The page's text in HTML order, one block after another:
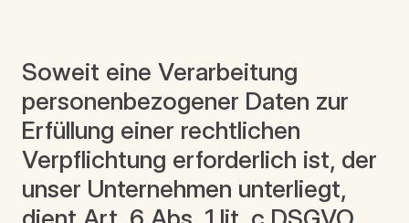
Soweit eine Verarbeitung
personenbezogener Daten zur
Erfüllung einer rechtlichen
Verpflichtung erforderlich ist, der
unser Unternehmen unterliegt,